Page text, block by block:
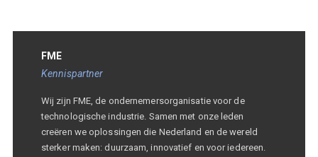
FME
Kennispartner
Wij zijn FME, de ondernemersorganisatie voor de
technologische industrie. Samen met onze leden
creëren we oplossingen die Nederland en de wereld
sterker maken: duurzaam, innovatief en voor iedereen.